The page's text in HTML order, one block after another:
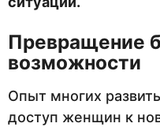
Превращение
возможности
Опыт многих
доступ женщин к